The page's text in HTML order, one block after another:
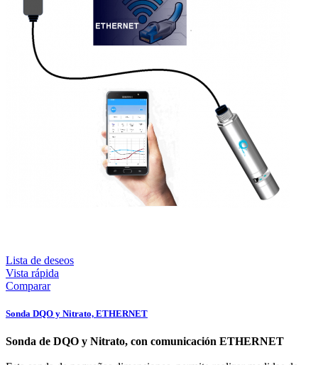
Lista de deseos
Vista rápida
Comparar
Sonda DQO y Nitrato, ETHERNET
Sonda de DQO y Nitrato, con comunicación ETHERNET